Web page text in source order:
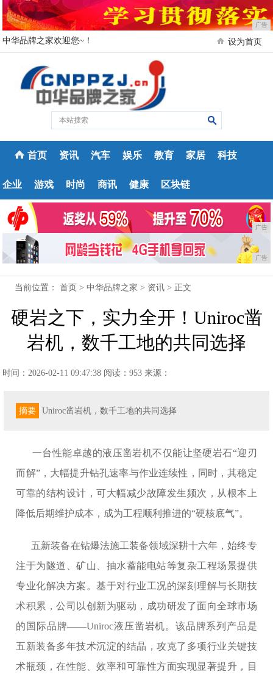
广告
中华品牌之家欢迎您~！ 设为首页
首页 资讯 汽车 娱乐 教育 家居 科技
企业 游戏 时尚 商讯 健康 区块链
广告
广告
当前位置：首页 >中华品牌之家 > 资讯 > 正文
硬岩之下，实力全开！Uniroc凿
岩机，数千工地的共同选择
时间：2026-02-11 09:47:38 阅读：953 来源：
摘要 Uniroc凿岩机，数千工地的共同选择
一台性能卓越的液压凿岩机不仅能让坚硬岩石“迎刃
而解”，大幅提升钻孔速率与作业连续性，同时，其稳定
可靠的结构设计，可大幅减少故障发生频次，从根本上
降低后期维护成本，成为工程顺利推进的“硬核底气”。
五新装备在钻爆法施工装备领域深耕十六年，始终专
注于为隧道、矿山、抽水蓄能电站等复杂工程场景提供
专业化解决方案。基于对行业工况的深刻理解与长期技
术积累，公司以创新为驱动，成功研发了面向全球市场
的国际品牌——Uniroc液压凿岩机。该品牌系列产品是
五新装备多年技术沉淀的结晶，攻克了多项行业关键技
术瓶颈，在性能、效率和可靠性方面实现显著提升，目